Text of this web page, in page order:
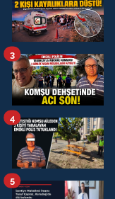
3
4
5